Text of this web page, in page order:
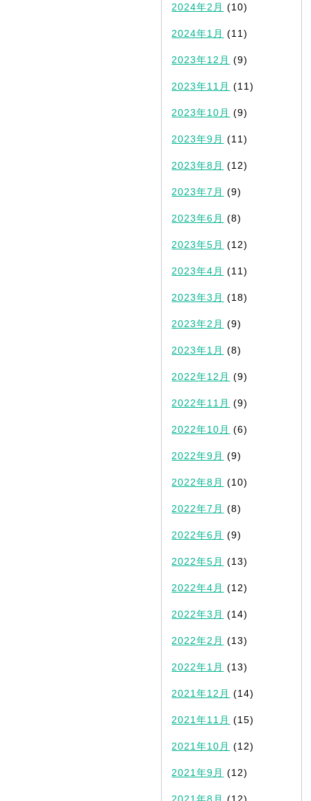
2024年2月 (10)
2024年1月 (11)
2023年12月 (9)
2023年11月 (11)
2023年10月 (9)
2023年9月 (11)
2023年8月 (12)
2023年7月 (9)
2023年6月 (8)
2023年5月 (12)
2023年4月 (11)
2023年3月 (18)
2023年2月 (9)
2023年1月 (8)
2022年12月 (9)
2022年11月 (9)
2022年10月 (6)
2022年9月 (9)
2022年8月 (10)
2022年7月 (8)
2022年6月 (9)
2022年5月 (13)
2022年4月 (12)
2022年3月 (14)
2022年2月 (13)
2022年1月 (13)
2021年12月 (14)
2021年11月 (15)
2021年10月 (12)
2021年9月 (12)
2021年8月 (12)